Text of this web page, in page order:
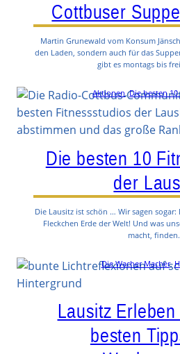
Cottbuser
Martin Grunewald vom Konsum
den Laden, sondern auch für das
gibt es montags bis
Aktionen, Die besten
Die besten 10
der
Die Lausitz ist schön … Wir sagen
Fleckchen Erde der Welt! Und was
macht,
Die Wacher Macher,
Lausitz
besten